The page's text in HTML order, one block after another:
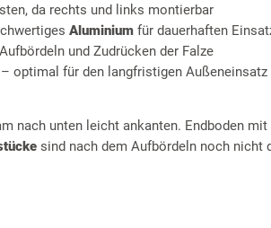
da rechts und links montierbar
Aluminium für dauerhaften
und Zudrücken der Falze
optimal für den langfristigen Außeneinsatz
nach unten leicht ankanten. Endboden
sind nach dem Aufbördeln noch nicht